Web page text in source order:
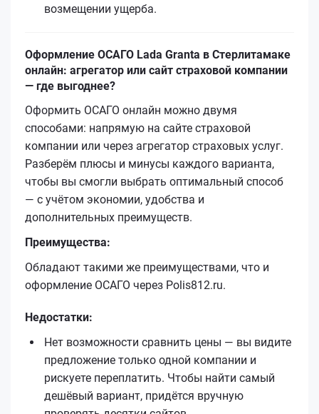
возмещении ущерба.
Оформление ОСАГО Lada Granta в Стерлитамаке
онлайн: агрегатор или сайт страховой компании
— где выгоднее?
Оформить ОСАГО онлайн можно двумя
способами: напрямую на сайте страховой
компании или через агрегатор страховых услуг.
Разберём плюсы и минусы каждого варианта,
чтобы вы смогли выбрать оптимальный способ
— с учётом экономии, удобства и
дополнительных преимуществ.
Преимущества:
Обладают такими же преимуществами, что и
оформление ОСАГО через Polis812.ru.
Недостатки:
Нет возможности сравнить цены — вы видите
предложение только одной компании и
рискуете переплатить. Чтобы найти самый
дешёвый вариант, придётся вручную